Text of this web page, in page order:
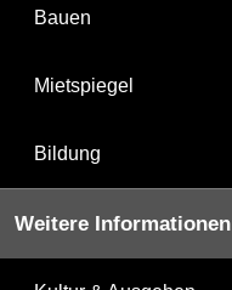
Bauen
Mietspiegel
Bildung
Weitere Informationen